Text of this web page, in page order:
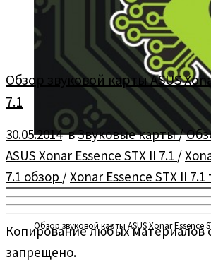
Обзор звуковой карты ASUS Xonar Essence
Обзор звуковой карты ASUS
7.1
30.05.2014вЗвуковые карты/
ASUS Xonar Essence STX II 7.1 /
7.1 обзор /Xonar Essence STX II 7.1
Копирование любых материалов
запрещено.